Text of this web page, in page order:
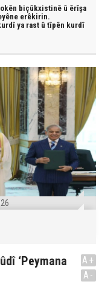
biçûkxistinê û êrîşa
erêkirin.
ya rast û tîpên kurdî
‘Peymana
A+
A-